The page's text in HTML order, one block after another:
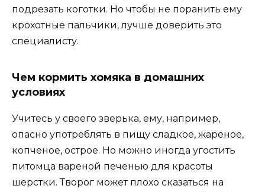
подрезать коготки. Но чтобы не поранить ему
крохотные пальчики, лучше доверить это
специалисту.
Чем кормить хомяка в домашних
условиях
Учитесь у своего зверька, ему, например,
опасно употреблять в пищу сладкое, жареное,
копченое, острое. Но можно иногда угостить
питомца вареной печенью для красоты
шерстки. Творог может плохо сказаться на